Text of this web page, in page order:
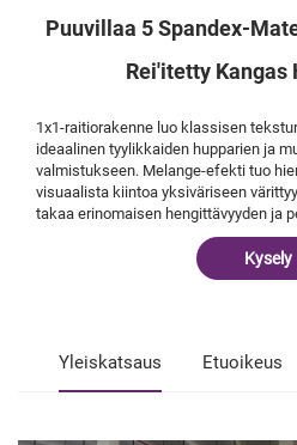
Puuvillaa 5 Spandex-
Rei'itetty Kangas
1x1-raitiorakenne luo klassisen
ideaalinen tyylikkaiden hupparien ja
valmistukseen. Melange-efekti tuo
visuaalista kiintoa yksiväriseen
takaa erinomaisen hengittävyyden ja
Kysely
Yleiskatsaus Etuoikeus